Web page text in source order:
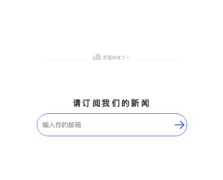
请订阅我们的新闻